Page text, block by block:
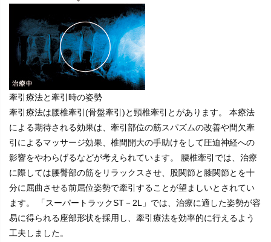
牽引療法と牽引時の姿勢
牽引療法は腰椎牽引(骨盤牽引)と頸椎牽引とがあります。 本療法
による期待される効果は、牽引部位の筋スパズムの改善や間欠牽
引によるマッサージ効果、椎間開大の手助けをして圧迫神経への
影響をやわらげるなどが考えられています。 腰椎牽引では、治療
に際しては腰臀部の筋をリラックスさせ、股関節と膝関節とを十
分に屈曲させる前屈位姿勢で牽引することが望ましいとされてい
ます。 「スーパートラックST－2L」では、治療に適した姿勢が容
易に得られる座部形状を採用し、牽引療法を効率的に行えるよう
工夫しました。